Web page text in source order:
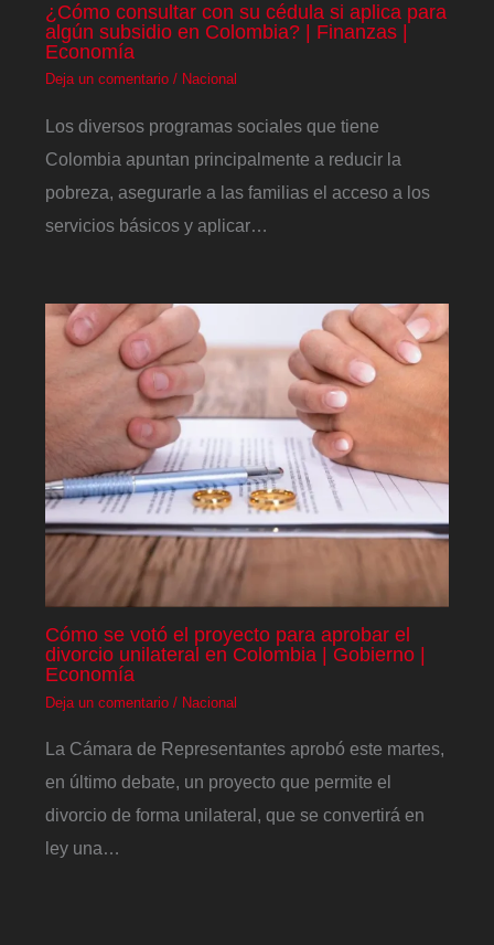
¿Cómo consultar con su cédula si aplica para
algún subsidio en Colombia? | Finanzas |
Economía
Deja un comentario / Nacional
Los diversos programas sociales que tiene
Colombia apuntan principalmente a reducir la
pobreza, asegurarle a las familias el acceso a los
servicios básicos y aplicar…
Cómo se votó el proyecto para aprobar el
divorcio unilateral en Colombia | Gobierno |
Economía
Deja un comentario / Nacional
La Cámara de Representantes aprobó este martes,
en último debate, un proyecto que permite el
divorcio de forma unilateral, que se convertirá en
ley una…